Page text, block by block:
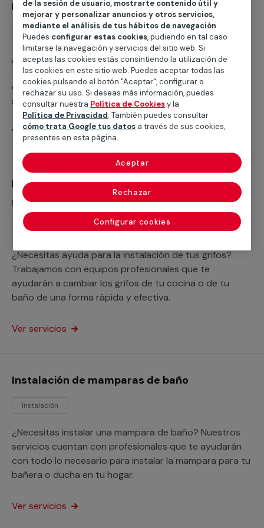
Instalación de ducha
Instalación
¿Buscas ayuda para instalar un plato de ducha?
Trabajamos con servicios cualificados profesionales
que te ayudarán a cubrir cualquier necesidad para
sustituir tu bañera por un plato de ducha o realizar la
nueva instalación de un plato de ducha.
Ver servicios
Instalación de grifería
Desde 46,80 €
Instalación
¿Necesitas ayuda para la instalación de tus grifos?
Trabajamos con equipos profesionales que te
ayudarán a cambiar los grifos de tu cocina o de tu
baño de una forma rápida y efectiva.
Ver servicios
Instalación de mamparas de baño
Instalación
¿Necesitas instalar una mampara de baño? Nuestros
servicios cuentan con profesionales que te ayudarán
con todo lo necesario para instalar la mampara para tu
bañera o ducha en tu hogar.
Ver servicios
de la sesión de usuario, mostrarte contenido útil y
mejorar y personalizar anuncios y otros servicios,
mediante el análisis de tus hábitos de navegación.
Puedes configurar estas cookies, pudiendo en tal caso
limitarse la navegación y servicios del sitio web. Si
aceptas las cookies estás consintiendo la utilización de
las cookies en este sitio web. Puedes aceptar todas las
cookies pulsando el botón "Aceptar", configurar o
rechazar su uso. Si deseas más información, puedes
consultar nuestra Política de Cookiesy la
Política de Privacidad. También puedes consultar
cómo trata Google tus datos a través de sus cookies,
presentes en esta página.
Configurar cookies
Rechazar
Aceptar